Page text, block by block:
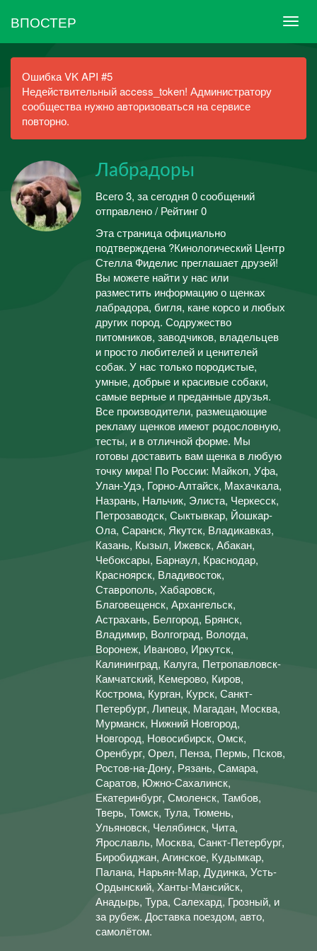
ВПОСТЕР
Ошибка VK API #5
Недействительный access_token! Администратору
сообщества нужно авторизоваться на сервисе
повторно.
Лабрадоры
Всего 3, за сегодня 0 сообщений
отправлено / Рейтинг 0
Эта страница официально
подтверждена ?Кинологический Центр
Стелла Фиделис преглашает друзей!
Вы можете найти у нас или
разместить информацию о щенках
лабрадора, бигля, кане корсо и любых
других пород. Содружество
питомников, заводчиков, владельцев
и просто любителей и ценителей
собак. У нас только породистые,
умные, добрые и красивые собаки,
самые верные и преданные друзья.
Все производители, размещающие
рекламу щенков имеют родословную,
тесты, и в отличной форме. Мы
готовы доставить вам щенка в любую
точку мира! По России: Майкоп, Уфа,
Улан-Удэ, Горно-Алтайск, Махачкала,
Назрань, Нальчик, Элиста, Черкесск,
Петрозаводск, Сыктывкар, Йошкар-
Ола, Саранск, Якутск, Владикавказ,
Казань, Кызыл, Ижевск, Абакан,
Чебоксары, Барнаул, Краснодар,
Красноярск, Владивосток,
Ставрополь, Хабаровск,
Благовещенск, Архангельск,
Астрахань, Белгород, Брянск,
Владимир, Волгоград, Вологда,
Воронеж, Иваново, Иркутск,
Калининград, Калуга, Петропавловск-
Камчатский, Кемерово, Киров,
Кострома, Курган, Курск, Санкт-
Петербург, Липецк, Магадан, Москва,
Мурманск, Нижний Новгород,
Новгород, Новосибирск, Омск,
Оренбург, Орел, Пенза, Пермь, Псков,
Ростов-на-Дону, Рязань, Самара,
Саратов, Южно-Сахалинск,
Екатеринбург, Смоленск, Тамбов,
Тверь, Томск, Тула, Тюмень,
Ульяновск, Челябинск, Чита,
Ярославль, Москва, Санкт-Петербург,
Биробиджан, Агинское, Кудымкар,
Палана, Нарьян-Мар, Дудинка, Усть-
Ордынский, Ханты-Мансийск,
Анадырь, Тура, Салехард, Грозный, и
за рубеж. Доставка поездом, авто,
самолётом.